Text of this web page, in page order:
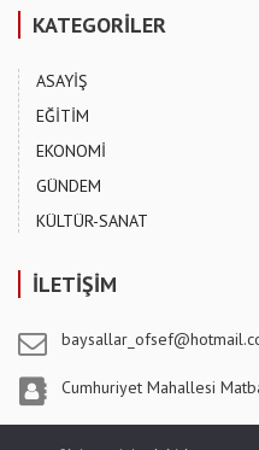
KATEGORİLER
ASAYİŞ
EĞİTİM
EKONOMİ
GÜNDEM
KÜLTÜR-SANAT
İLETİŞİM
Cumhuriyet Mahallesi